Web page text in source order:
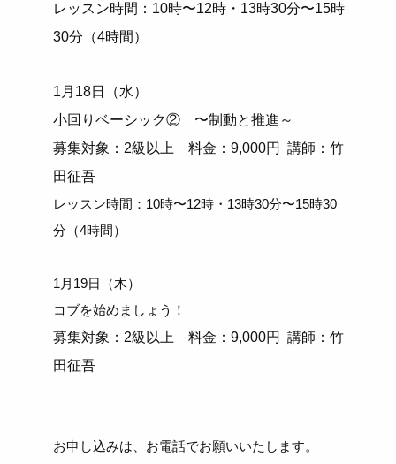
レッスン時間：10時〜12時・13時30分〜15時
30分（4時間）
1月18日（水）
小回りベーシック② 〜制動と推進～
募集対象：2級以上 料金：9,000円 講師：竹
田征吾
レッスン時間：10時〜12時・13時30分〜15時30
分（4時間）
1月19日（木）
コブを始めましょう！
募集対象：2級以上 料金：9,000円 講師：竹
田征吾
お申し込みは、お電話でお願いいたします。